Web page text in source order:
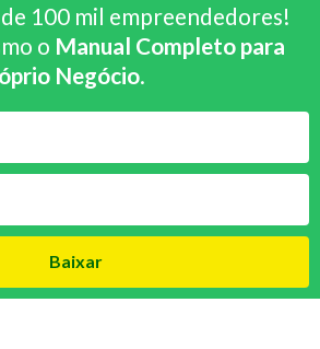
de 100 mil empreendedores!
o Manual Completo para
Negócio.
Baixar